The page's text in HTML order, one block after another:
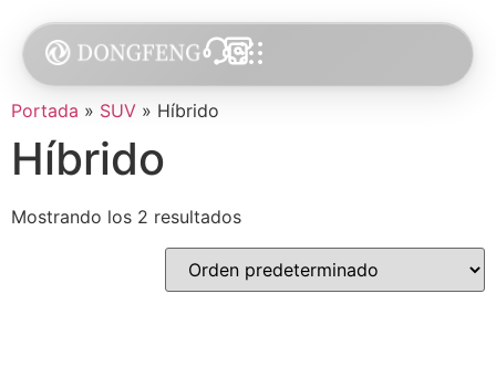
Portada » SUV » Híbrido
Híbrido
Mostrando los 2 resultados